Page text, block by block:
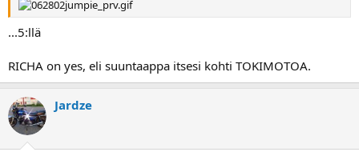
...5:llä
RICHA on yes, eli suuntaappa itsesi kohti TOKIMOTOA.
Jardze